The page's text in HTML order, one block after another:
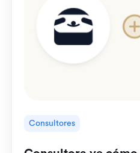
Consultores